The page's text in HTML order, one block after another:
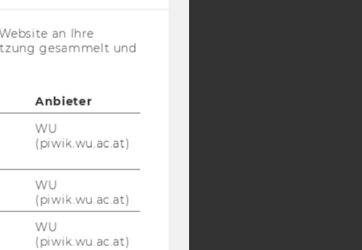
an Ihre
gesammelt und
Anbieter
WU
(piwik.wu.ac.at)
WU
(piwik.wu.ac.at)
WU
(piwik.wu.ac.at)